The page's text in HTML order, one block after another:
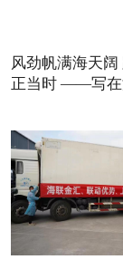
风劲帆满海天阔
正当时 ——写在